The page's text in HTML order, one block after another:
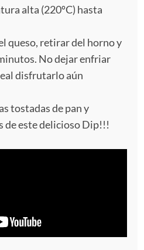
alta (220ºC) hasta
queso, retirar del horno y
No dejar enfriar
disfrutarlo aún
tostadas de pan y
este delicioso Dip!!!